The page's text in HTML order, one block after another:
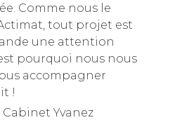
Comme nous le
tout projet est
une attention
pourquoi nous nous
accompagner
!
Yvanez